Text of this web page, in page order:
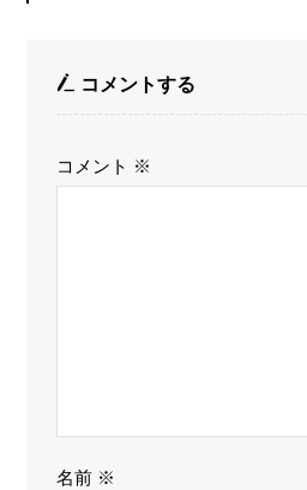
コメントする
コメント ※
名前 ※